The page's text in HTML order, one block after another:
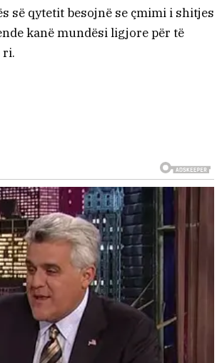
së qytetit besojnë se çmimi i shitjes
kanë mundësi ligjore për të
ri.